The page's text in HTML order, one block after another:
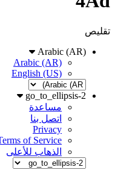
تقليص
Arabic (AR)
Arabic (AR)
English (US)
go_to_ellipsis-2
مساعدة
اتصل بنا
Privacy
of Service
الذهاب للأعلى